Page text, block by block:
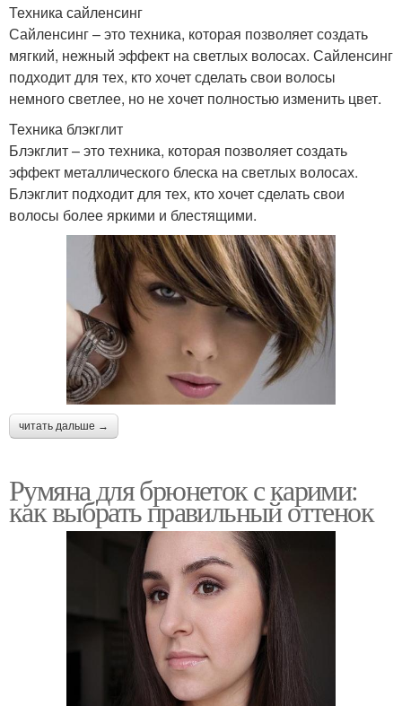
Техника сайленсинг
Сайленсинг – это техника, которая позволяет создать
мягкий, нежный эффект на светлых волосах. Сайленсинг
подходит для тех, кто хочет сделать свои волосы
немного светлее, но не хочет полностью изменить цвет.
Техника блэкглит
Блэкглит – это техника, которая позволяет создать
эффект металлического блеска на светлых волосах.
Блэкглит подходит для тех, кто хочет сделать свои
волосы более яркими и блестящими.
читать дальше →
Румяна для брюнеток с карими:
как выбрать правильный оттенок